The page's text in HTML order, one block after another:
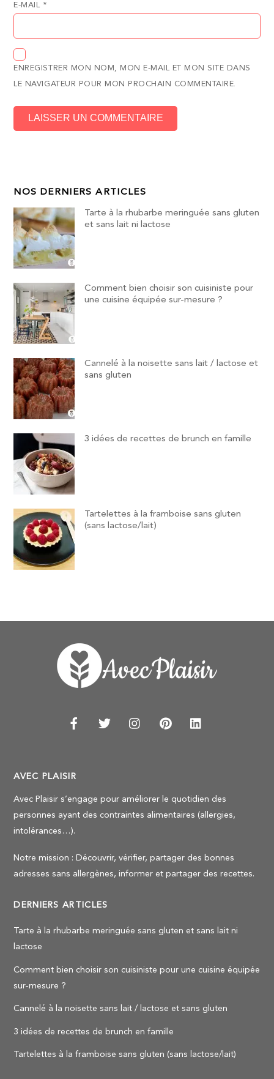
E-MAIL *
ENREGISTRER MON NOM, MON E-MAIL ET MON SITE DANS
LE NAVIGATEUR POUR MON PROCHAIN COMMENTAIRE.
NOS DERNIERS ARTICLES
Tarte à la rhubarbe meringuée sans gluten
et sans lait ni lactose
Comment bien choisir son cuisiniste pour
une cuisine équipée sur-mesure ?
Cannelé à la noisette sans lait / lactose et
sans gluten
3 idées de recettes de brunch en famille
Tartelettes à la framboise sans gluten
(sans lactose/lait)
AVEC PLAISIR
Avec Plaisir s’engage pour améliorer le quotidien des
personnes ayant des contraintes alimentaires (allergies,
intolérances…).
Notre mission : Découvrir, vérifier, partager des bonnes
adresses sans allergènes, informer et partager des recettes.
DERNIERS ARTICLES
Tarte à la rhubarbe meringuée sans gluten et sans lait ni
lactose
Comment bien choisir son cuisiniste pour une cuisine équipée
sur-mesure ?
Cannelé à la noisette sans lait / lactose et sans gluten
3 idées de recettes de brunch en famille
Tartelettes à la framboise sans gluten (sans lactose/lait)